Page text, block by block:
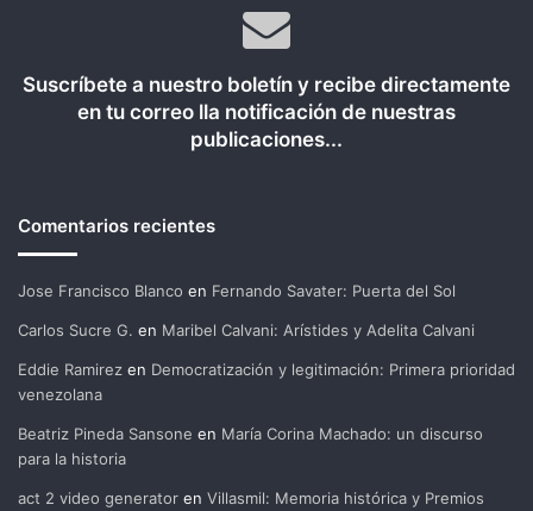
Suscríbete a nuestro boletín y recibe directamente
en tu correo lla notificación de nuestras
publicaciones...
Comentarios recientes
Jose Francisco Blanco en Fernando Savater: Puerta del Sol
Carlos Sucre G. en Maribel Calvani: Arístides y Adelita Calvani
Eddie Ramirez en Democratización y legitimación: Primera prioridad
venezolana
Beatriz Pineda Sansone en María Corina Machado: un discurso
para la historia
act 2 video generator en Villasmil: Memoria histórica y Premios